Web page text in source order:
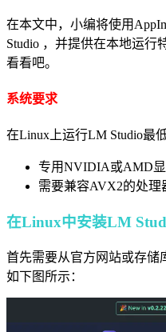
在本文中，小编将使用
Studio ，并提供在本地运
看看吧。
系统要求
在Linux上运行LM Studio最
专用NVIDIA或AMD显
需要兼容AVX2的处理
在Linux中安装LM
首先需要从官方网站或存储
如下图所示：